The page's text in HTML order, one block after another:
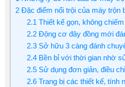
2 Đặc điểm nổi trội của máy trộn
2.1 Thiết kế gọn, không
2.2Động cơ đây đồng mới
2.3Sở hữu 3 càng đánh
2.4Bền bỉ với thời gian nhờ
2.5Sử dụng đơn giản, điều
2.6Trang bị các thiết kế, tính